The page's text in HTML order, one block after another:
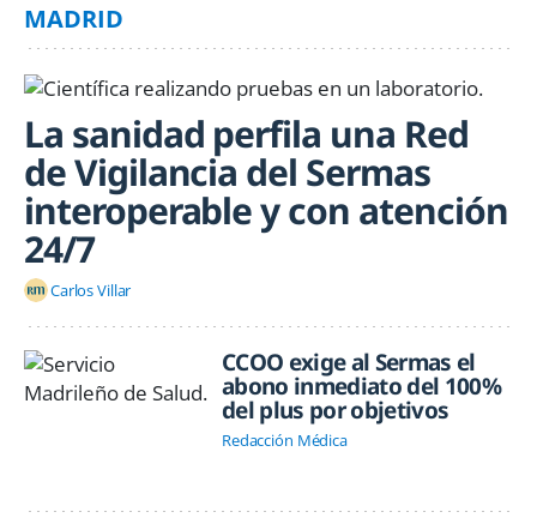
MADRID
La sanidad perfila una Red
de Vigilancia del Sermas
interoperable y con atención
24/7
Carlos Villar
CCOO exige al Sermas el
abono inmediato del 100%
del plus por objetivos
Redacción Médica